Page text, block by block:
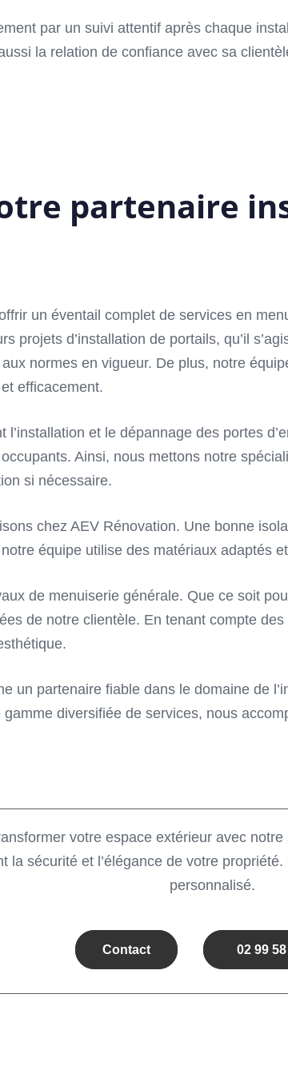
par un suivi attentif après chaque
la relation de confiance avec sa
partenaire
un éventail complet de services en
projets d’installation de portails, qu’il
normes en vigueur. De plus, notre
efficacement.
et le dépannage des portes
Ainsi, nous mettons notre
si nécessaire.
chez AEV Rénovation. Une bonne
équipe utilise des matériaux adaptés
de menuiserie générale. Que ce soit
de notre clientèle. En tenant compte
un partenaire fiable dans le domaine de
diversifiée de services, nous
votre espace extérieur avec notre
la sécurité et l’élégance de votre
personnalisé.
Contact 02 99